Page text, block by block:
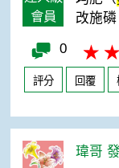
會員
改施
0
評分 回覆
瑋哥